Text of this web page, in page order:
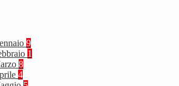
9
1
8
4